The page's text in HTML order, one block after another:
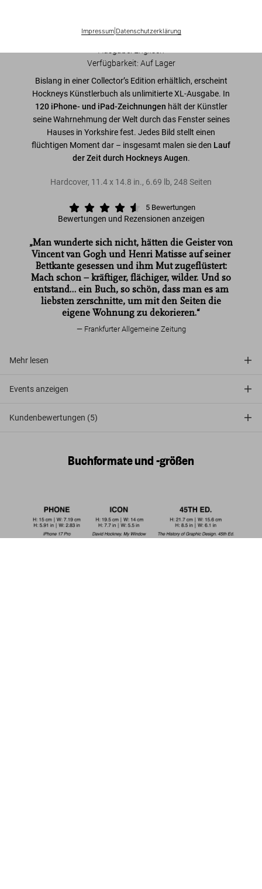
Impressum| Datenschutzerklärung
In den Warenkorb
Verfügbarkeit: Auf Lager
Bislang in einer Collector’s Edition erhältlich, erscheint
Hockneys Künstlerbuch als unlimitierte XL-Ausgabe. In
120 iPhone- und iPad-Zeichnungen hält der Künstler
seine Wahrnehmung der Welt durch das Fenster seines
Hauses in Yorkshire fest. Jedes Bild stellt einen
flüchtigen Moment dar – insgesamt malen sie den Lauf
der Zeit durch Hockneys Augen.
Hardcover, 11.4x 14.8 in., 6.69 lb, 248 Seiten
5 Bewertungen
Bewertungen und Rezensionen anzeigen
„Man wunderte sich nicht, hätten die Geister von
Vincent van Gogh und Henri Matisse auf seiner
Bettkante gesessen und ihm Mut zugeflüstert:
Mach schon – kräftiger, flächiger, wilder. Und so
entstand… ein Buch, so schön, dass man es am
liebsten zerschnitte, um mit den Seiten die
eigene Wohnung zu dekorieren.“
Frankfurter Allgemeine Zeitung
Mehr lesen
Events anzeigen
Kundenbewertungen (5)
Buchformate und -größen